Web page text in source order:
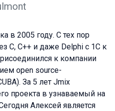
в 2005 году. С тех пор
C, C++ и даже Delphi с 1С к
к компании
open source-
За 5 лет Jmix
проекта в узнаваемый на
Алексей является